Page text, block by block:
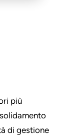
più
di gestione